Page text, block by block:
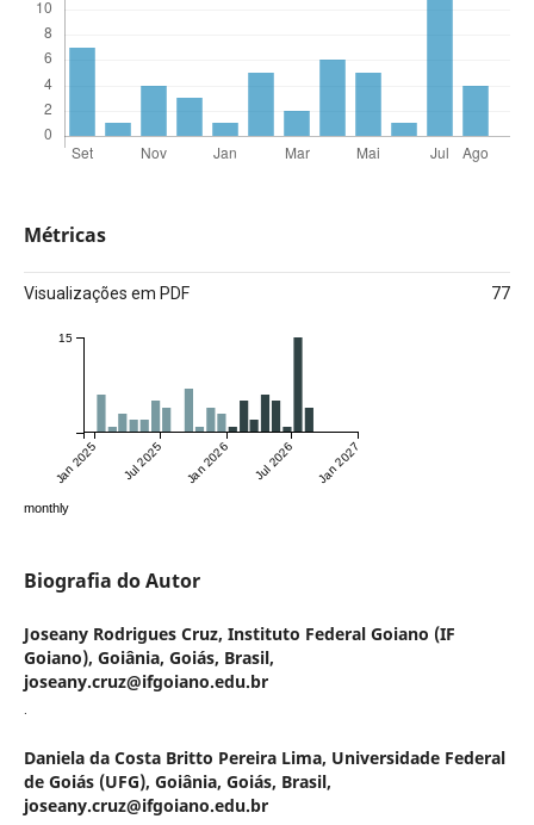
Métricas
Visualizações em PDF 77
Jan 2025 Jul 2025 Jan 2026 Jul 2026 Jan 2027
15
monthly
Biografia do Autor
Joseany Rodrigues Cruz, Instituto Federal Goiano (IF
Goiano), Goiânia, Goiás, Brasil,
joseany.cruz@ifgoiano.edu.br
Daniela da Costa Britto Pereira Lima, Universidade Federal
de Goiás (UFG), Goiânia, Goiás, Brasil,
joseany.cruz@ifgoiano.edu.br